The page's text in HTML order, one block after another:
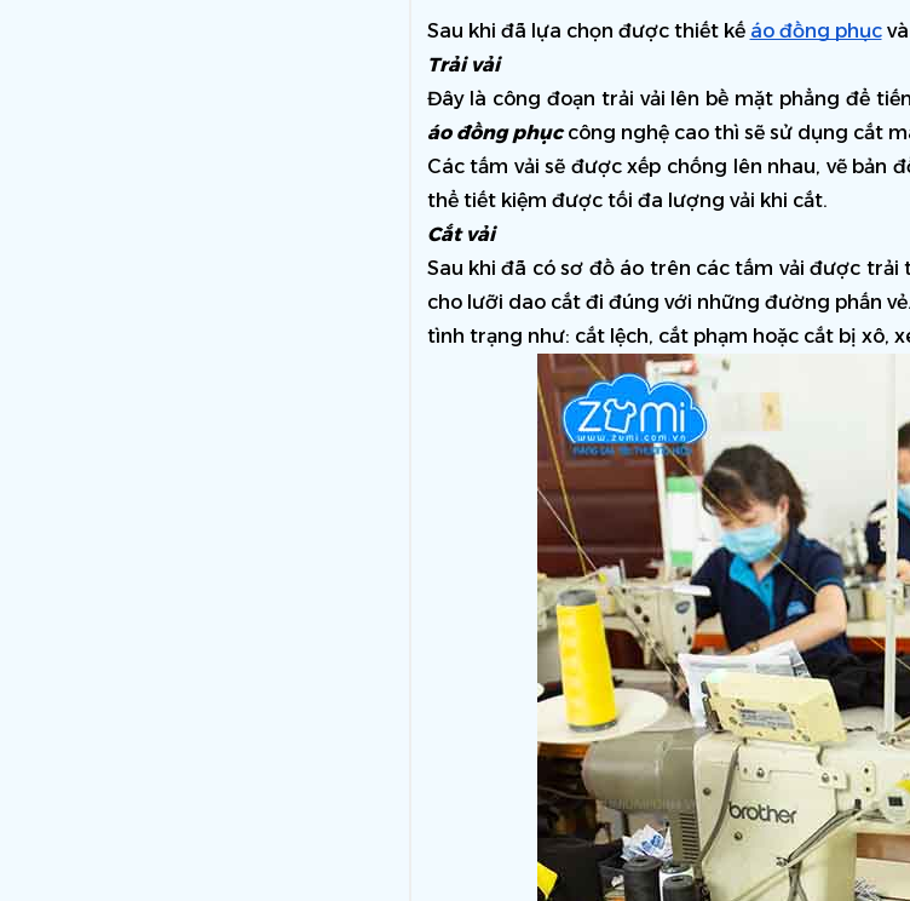
Sau khi đã lựa chọn được thiết kế áo đồng phục và
Trải vải
Đây là công đoạn trải vải lên bề mặt phẳng để
áo đồng phục công nghệ cao thì sẽ sử dụng cắt
Các tấm vải sẽ được xếp chống lên nhau, vẽ
thể tiết kiệm được tối đa lượng vải khi cắt.
Cắt vải
Sau khi đã có sơ đồ áo trên các tấm vải được trải
cho lưỡi dao cắt đi đúng với những đường phấn
tình trạng như: cắt lệch, cắt phạm hoặc cắt bị xô,